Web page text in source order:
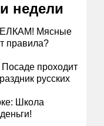
недели
Мясные
правила?
проходит
русских
Школа